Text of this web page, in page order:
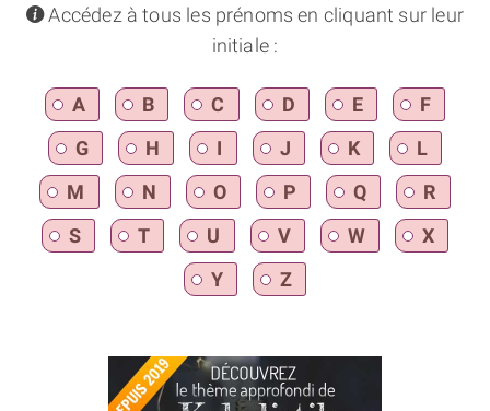
infoAccédez à tous les prénoms en cliquant sur leur
initiale :
A B C D E
F
G
H I J K
L
M
N O P Q
R
S
T U V W
X
Y
Z